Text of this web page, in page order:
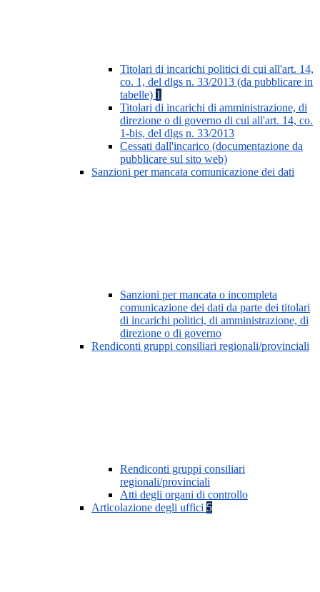
Titolari di incarichi politici di cui all'art. 14,
co. 1, del dlgs n. 33/2013 (da pubblicare in
tabelle) 1
Titolari di incarichi di amministrazione, di
direzione o di governo di cui all'art. 14, co.
1-bis, del dlgs n. 33/2013
Cessati dall'incarico (documentazione da
pubblicare sul sito web)
Sanzioni per mancata comunicazione dei dati
Sanzioni per mancata o incompleta
comunicazione dei dati da parte dei titolari
di incarichi politici, di amministrazione, di
direzione o di governo
Rendiconti gruppi consiliari regionali/provinciali
Rendiconti gruppi consiliari
regionali/provinciali
Atti degli organi di controllo
Articolazione degli uffici 5